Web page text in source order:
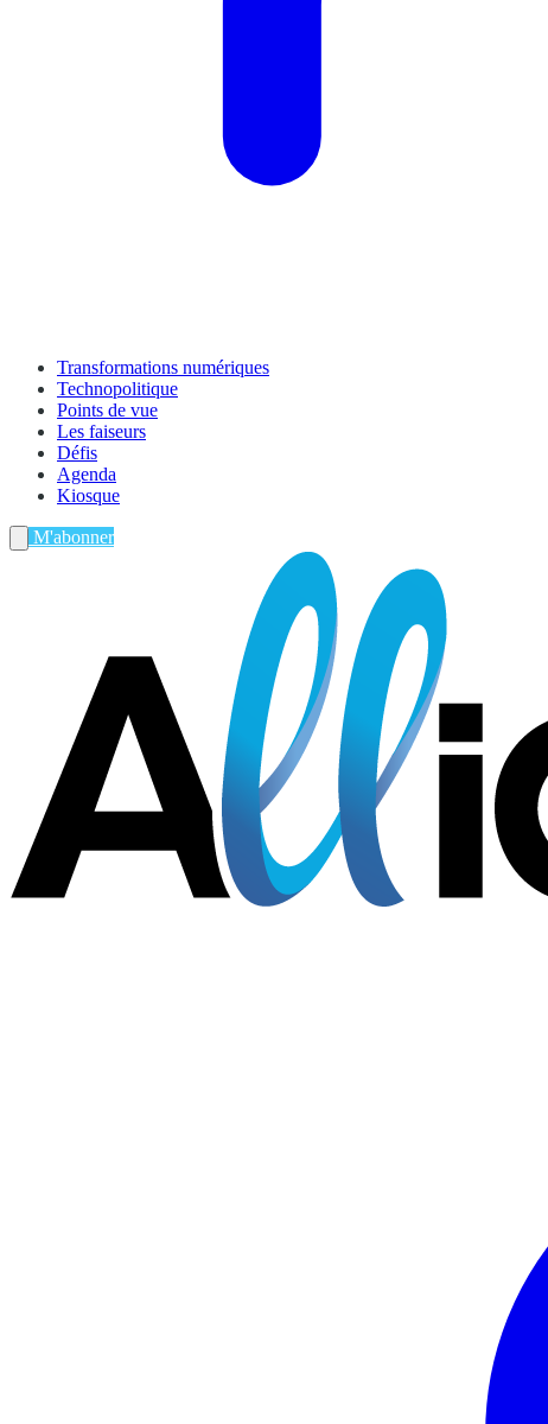
Transformations numériques
Technopolitique
Points de vue
Les faiseurs
Défis
Agenda
Kiosque
M'abonner